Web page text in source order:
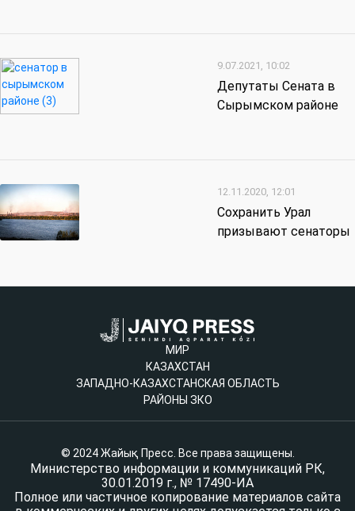
9.07.2021, 10:02
Депутаты Сената в
Сырымском районе
12.11.2020, 12:01
Сохранить Урал
призывают сенаторы
МИР
КАЗАХСТАН
ЗАПАДНО-КАЗАХСТАНСКАЯ ОБЛАСТЬ
РАЙОНЫ ЗКО
© 2024 Жайық Пресс. Все права защищены.
Министерство информации и коммуникаций РК,
30.01.2019 г., № 17490-ИА
Полное или частичное копирование материалов сайта